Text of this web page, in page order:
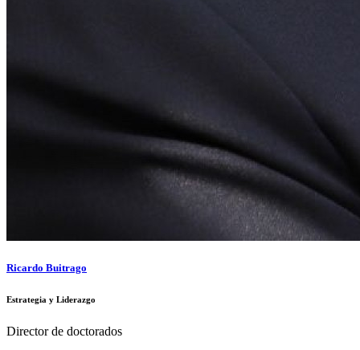
Ricardo Buitrago
Estrategia y Liderazgo
Director de doctorados